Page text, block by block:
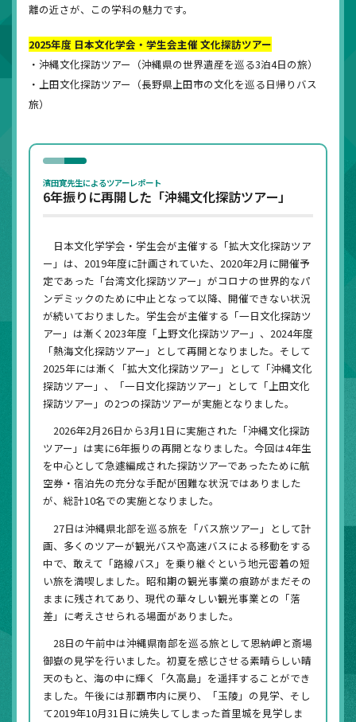
離の近さが、この学科の魅力です。
2025年度 日本文化学会・学生会主催 文化探訪ツアー
・沖縄文化探訪ツアー（沖縄県の世界遺産を巡る3泊4日の旅）
・上田文化探訪ツアー（長野県上田市の文化を巡る日帰りバス
旅）
濱田寛先生によるツアーレポート
6年振りに再開した「沖縄文化探訪ツアー」
日本文化学学会・学生会が主催する「拡大文化探訪ツア
ー」は、2019年度に計画されていた、2020年2月に開催予
定であった「台湾文化探訪ツアー」がコロナの世界的なパ
ンデミックのために中止となって以降、開催できない状況
が続いておりました。学生会が主催する「一日文化探訪ツ
アー」は漸く2023年度「上野文化探訪ツアー」、2024年度
「熱海文化探訪ツアー」として再開となりました。そして
2025年には漸く「拡大文化探訪ツアー」として「沖縄文化
探訪ツアー」、「一日文化探訪ツアー」として「上田文化
探訪ツアー」の2つの探訪ツアーが実施となりました。
2026年2月26日から3月1日に実施された「沖縄文化探訪
ツアー」は実に6年振りの再開となりました。今回は4年生
を中心として急遽編成された探訪ツアーであったために航
空券・宿泊先の充分な手配が困難な状況ではありました
が、総計10名での実施となりました。
27日は沖縄県北部を巡る旅を「バス旅ツアー」として計
画、多くのツアーが観光バスや高速バスによる移動をする
中で、敢えて「路線バス」を乗り継ぐという地元密着の短
い旅を満喫しました。昭和期の観光事業の痕跡がまだその
ままに残されてあり、現代の華々しい観光事業との「落
差」に考えさせられる場面がありました。
28日の午前中は沖縄県南部を巡る旅として恩納岬と斎場
御嶽の見学を行いました。初夏を感じさせる素晴らしい晴
天のもと、海の中に輝く「久高島」を遥拝することができ
ました。午後には那覇市内に戻り、「玉陵」の見学、そし
て2019年10月31日に焼失してしまった首里城を見学しま